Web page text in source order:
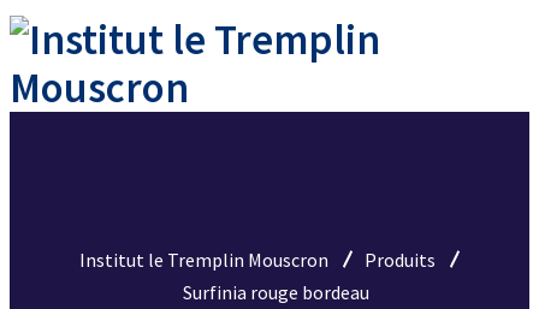
Institut le Tremplin Mouscron
Produits
Surfinia rouge bordeau